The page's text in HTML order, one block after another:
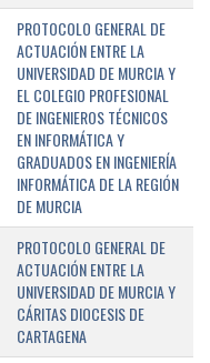
PROTOCOLO GENERAL DE
ACTUACIÓN ENTRE LA
UNIVERSIDAD DE MURCIA Y
EL COLEGIO PROFESIONAL
DE INGENIEROS TÉCNICOS
EN INFORMÁTICA Y
GRADUADOS EN INGENIERÍA
INFORMÁTICA DE LA REGIÓN
DE MURCIA
PROTOCOLO GENERAL DE
ACTUACIÓN ENTRE LA
UNIVERSIDAD DE MURCIA Y
CÁRITAS DIOCESIS DE
CARTAGENA